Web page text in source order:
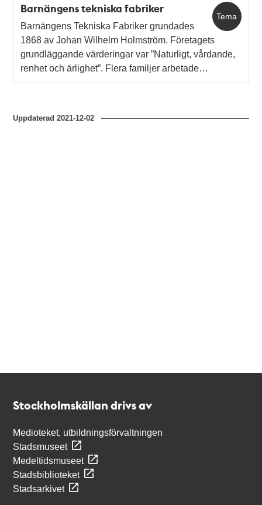
Tema
Barnängens tekniska fabriker
Barnängens Tekniska Fabriker grundades
1868 av Johan Wilhelm Holmström. Företagets
grundläggande värderingar var ”Naturligt, vårdande,
renhet och ärlighet”. Flera familjer arbetade…
Uppdaterad2021-12-02
Stockholmskällan drivs av
Medioteket, utbildningsförvaltningen
Stadsmuseet
Medeltidsmuseet
Stadsbiblioteket
Stadsarkivet